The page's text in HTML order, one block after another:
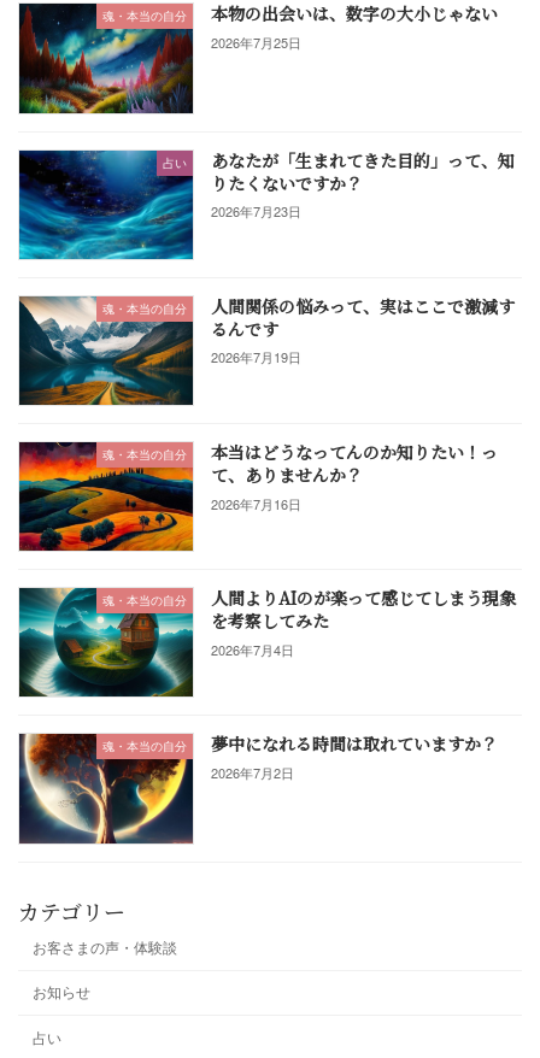
魂・本当の自分 本物の出会いは、数字の大小じゃない
2026年7月25日
占い
あなたが「生まれてきた目的」って、知
りたくないですか？
2026年7月23日
魂・本当の自分
人間関係の悩みって、実はここで激減す
るんです
2026年7月19日
魂・本当の自分
本当はどうなってんのか知りたい！っ
て、ありませんか？
2026年7月16日
魂・本当の自分
人間よりAIのが楽って感じてしまう現象
を考察してみた
2026年7月4日
魂・本当の自分 夢中になれる時間は取れていますか？
2026年7月2日
カテゴリー
お客さまの声・体験談
お知らせ
占い